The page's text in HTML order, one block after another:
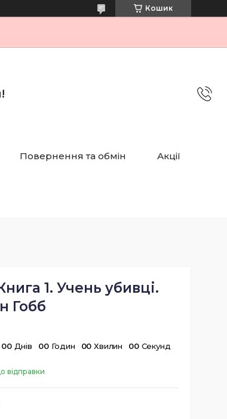
Кошик
Повернення та обмін Акції
1. Учень убивці.
Гобб
00 Днів 00 Годин 00 Хвилин 00 Секунд
відправки